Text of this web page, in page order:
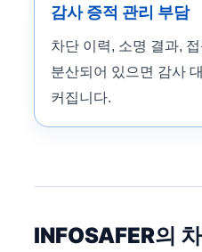
감사 증적 관리 부담
차단 이력, 소명 결과,
분산되어 있으면 감사
커집니다.
INFOSAFER의